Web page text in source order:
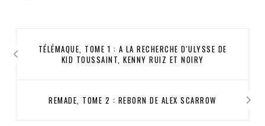
TÉLÉMAQUE, TOME 1 : A LA RECHERCHE D'ULYSSE DE
KID TOUSSAINT, KENNY RUIZ ET NOIRY
REMADE, TOME 2 : REBORN DE ALEX SCARROW